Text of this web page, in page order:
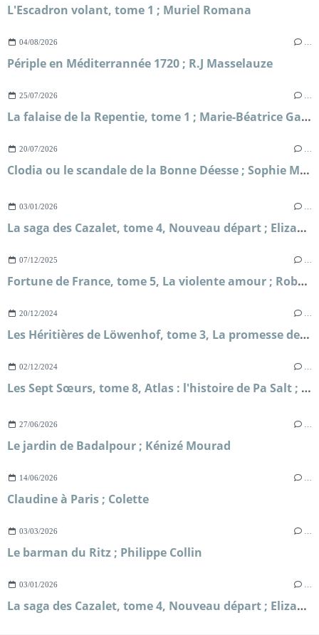
L'Escadron volant, tome 1 ; Muriel Romana
04/08/2026
Périple en Méditerrannée 1720 ; R.J Masselauze
25/07/2026
La falaise de la Repentie, tome 1 ; Marie-Béatrice Gauvin
20/07/2026
Clodia ou le scandale de la Bonne Déesse ; Sophie Malick-Prunier
03/01/2026
La saga des Cazalet, tome 4, Nouveau départ ; Elizabeth Jane Howard
07/12/2025
Fortune de France, tome 5, La violente amour ; Robert Merle
20/12/2024
Les Héritières de Löwenhof, tome 3, La promesse de Solveig ; Corina Bomann
02/12/2024
Les Sept Sœurs, tome 8, Atlas : l'histoire de Pa Salt ; Lucinda Riley et Harry Whittaker
27/06/2026
Le jardin de Badalpour ; Kénizé Mourad
14/06/2026
Claudine à Paris ; Colette
03/03/2026
Le barman du Ritz ; Philippe Collin
03/01/2026
La saga des Cazalet, tome 4, Nouveau départ ; Elizabeth Jane Howard